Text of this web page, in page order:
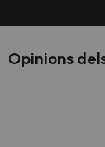
Opinions